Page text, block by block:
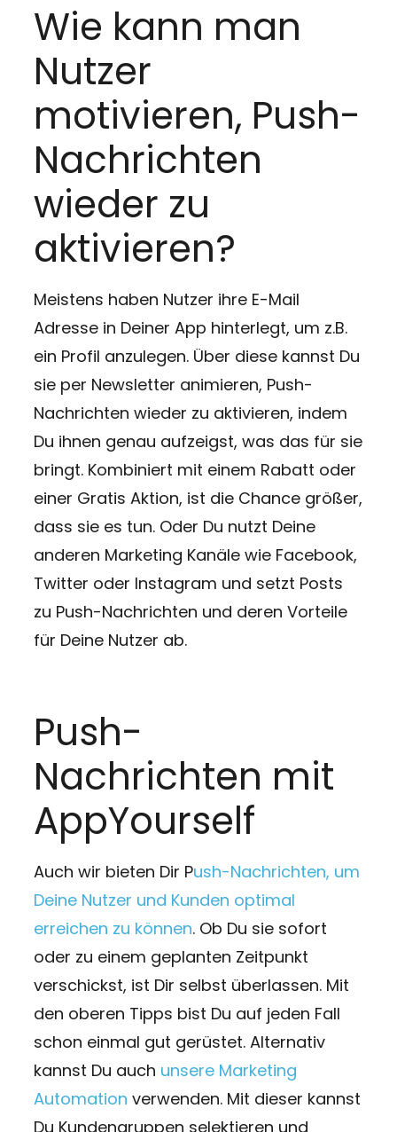
Wie kann man
Nutzer
motivieren, Push-
Nachrichten
wieder zu
aktivieren?
Meistens haben Nutzer ihre E-Mail
Adresse in Deiner App hinterlegt, um z.B.
ein Profil anzulegen. Über diese kannst Du
sie per Newsletter animieren, Push-
Nachrichten wieder zu aktivieren, indem
Du ihnen genau aufzeigst, was das für sie
bringt. Kombiniert mit einem Rabatt oder
einer Gratis Aktion, ist die Chance größer,
dass sie es tun. Oder Du nutzt Deine
anderen Marketing Kanäle wie Facebook,
Twitter oder Instagram und setzt Posts
zu Push-Nachrichten und deren Vorteile
für Deine Nutzer ab.
Push-
Nachrichten mit
AppYourself
Auch wir bieten Dir Push-Nachrichten, um
Deine Nutzer und Kunden optimal
erreichen zu können. Ob Du sie sofort
oder zu einem geplanten Zeitpunkt
verschickst, ist Dir selbst überlassen. Mit
den oberen Tipps bist Du auf jeden Fall
schon einmal gut gerüstet. Alternativ
kannst Du auch unsere Marketing
Automation verwenden. Mit dieser kannst
Du Kundengruppen selektieren und